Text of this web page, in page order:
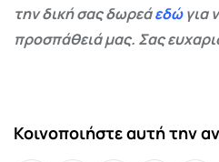
την δική σας δωρεάεδώγια
προσπάθειά μας. Σας
Κοινοποιήστε αυτή την